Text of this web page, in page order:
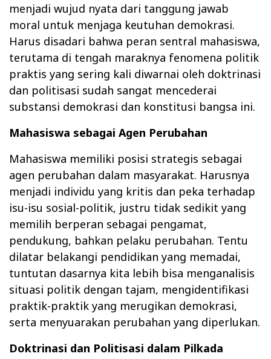
menjadi wujud nyata dari tanggung jawab
moral untuk menjaga keutuhan demokrasi.
Harus disadari bahwa peran sentral mahasiswa,
terutama di tengah maraknya fenomena politik
praktis yang sering kali diwarnai oleh doktrinasi
dan politisasi sudah sangat mencederai
substansi demokrasi dan konstitusi bangsa ini.
Mahasiswa sebagai Agen Perubahan
Mahasiswa memiliki posisi strategis sebagai
agen perubahan dalam masyarakat. Harusnya
menjadi individu yang kritis dan peka terhadap
isu-isu sosial-politik, justru tidak sedikit yang
memilih berperan sebagai pengamat,
pendukung, bahkan pelaku perubahan. Tentu
dilatar belakangi pendidikan yang memadai,
tuntutan dasarnya kita lebih bisa menganalisis
situasi politik dengan tajam, mengidentifikasi
praktik-praktik yang merugikan demokrasi,
serta menyuarakan perubahan yang diperlukan.
Doktrinasi dan Politisasi dalam Pilkada